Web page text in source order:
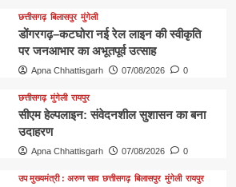
छत्तीसगढ़ बिलासपुर मुंगेली
डोंगरगढ़–कटघोरा नई रेल लाइन की स्वीकृति
पर जनआभार का अभूतपूर्व उत्साह
Apna Chhattisgarh 07/08/2026 0
छत्तीसगढ़ मुंगेली रायपुर
सीएम हेल्पलाइन: संवेदनशील सुशासन का बना
उदाहरण
Apna Chhattisgarh 07/08/2026 0
उप मुख्यमंत्री : अरुण साव छत्तीसगढ़ बिलासपुर मुंगेली रायपुर